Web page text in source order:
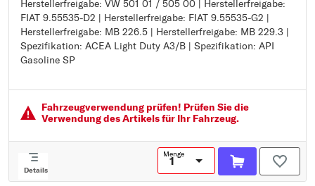
Herstellerfreigabe: VW 501 01 / 505 00 | Herstellerfreigabe:
FIAT 9.55535-D2 | Herstellerfreigabe: FIAT 9.55535-G2 |
Herstellerfreigabe: MB 226.5 | Herstellerfreigabe: MB 229.3 |
Spezifikation: ACEA Light Duty A3/B | Spezifikation: API
Gasoline SP
Viskositätsklasse nach SAE: 10W-40
Herstellerfreigabe: Renault RN 0700
Herstellerfreigabe: Renault RN 0710
Herstellerfreigabe: VW 501 01 / 505 00
Herstellerfreigabe: FIAT 9.55535-D2
Herstellerfreigabe: MB 226.5
Herstellerfreigabe: MB 229.3
Spezifikation: ACEA Light Duty A3/B
Fahrzeugver­wendung prüfen! Prüfen Sie die
Verwendung des Artikels für Ihr Fahrzeug.
Details
Menge